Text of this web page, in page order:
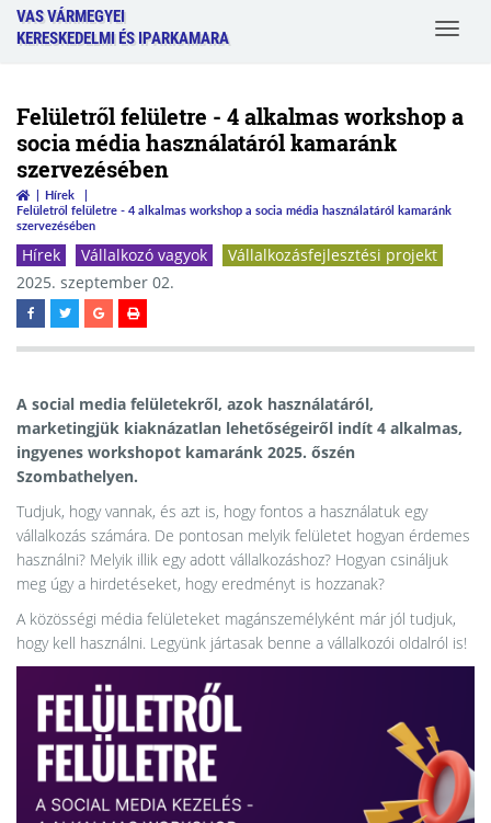
VAS VÁRMEGYEI
KERESKEDELMI ÉS IPARKAMARA
Toggle
Felületről felületre - 4 alkalmas workshop a
socia média használatáról kamaránk
szervezésében
Hírek
Felületről felületre - 4 alkalmas workshop a socia média használatáról kamaránk
szervezésében
Hírek Vállalkozó vagyok
Vállalkozásfejlesztési projekt
2025. szeptember 02.
A social media felületekről, azok használatáról,
marketingjük kiaknázatlan lehetőségeiről indít 4 alkalmas,
ingyenes workshopot kamaránk 2025. őszén
Szombathelyen.
Tudjuk, hogy vannak, és azt is, hogy fontos a használatuk egy
vállalkozás számára. De pontosan melyik felületet hogyan érdemes
használni? Melyik illik egy adott vállalkozáshoz? Hogyan csináljuk
meg úgy a hirdetéseket, hogy eredményt is hozzanak?
A közösségi média felületeket magánszemélyként már jól tudjuk,
hogy kell használni. Legyünk jártasak benne a vállalkozói oldalról is!